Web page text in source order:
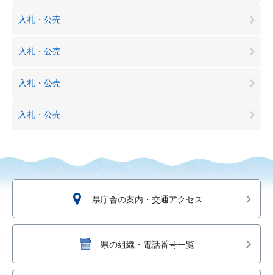
入札・公売
入札・公売
入札・公売
入札・公売
県庁舎の案内・交通アクセス
県の組織・電話番号一覧